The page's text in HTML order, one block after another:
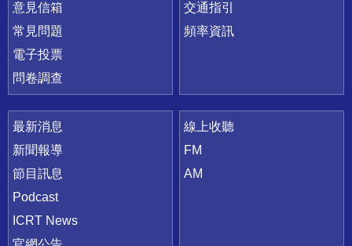
意見信箱
常見問題
電子投票
問卷調查
交通指引
頻率資訊
最新消息
新聞報導
節目訊息
Podcast
ICRT News
線上收聽
FM
AM